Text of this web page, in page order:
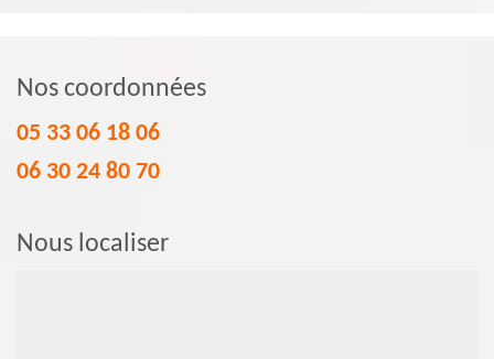
Nos coordonnées
05 33 06 18 06
06 30 24 80 70
Nous localiser